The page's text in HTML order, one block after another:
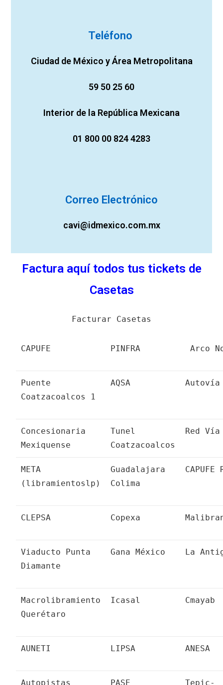
Teléfono
Ciudad de México y Área Metropolitana
59 50 25 60
Interior de la República Mexicana
01 800 00 824 4283
Correo Electrónico
cavi@idmexico.com.mx
Factura aquí todos tus tickets de
Casetas
Facturar Casetas
CAPUFE PINFRA Arco
Puente
Coatzacoalcos 1
AQSA Autovía
Concesionaria
Mexiquense
Tunel
Coatzacoalcos
Red
META
(libramientoslp)
Guadalajara
Colima
CAPUFE
CLEPSA Copexa
Viaducto Punta
Diamante
Gana México La
Macrolibramiento
Querétaro
Icasal Cmayab
AUNETI LIPSA ANESA
Autopistas PASE Tepic-